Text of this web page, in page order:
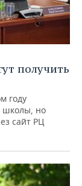
получить
году
школы, но
сайт РЦ